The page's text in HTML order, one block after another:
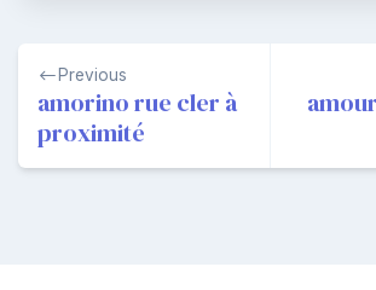
Navigation
de
l’article
Previous
amorino rue cler à
proximité